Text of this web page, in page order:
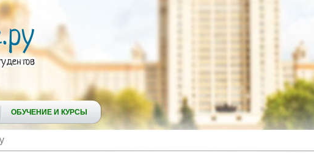
ОБУЧЕНИЕ И КУРСЫ